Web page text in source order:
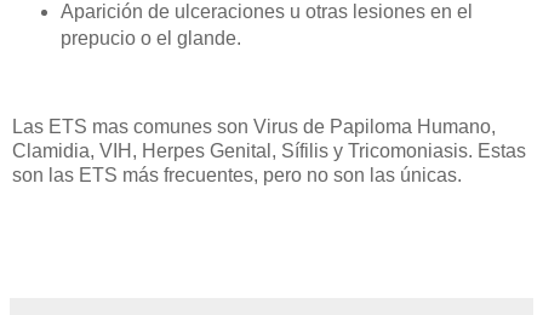
Aparición de ulceraciones u otras lesiones en el
prepucio o el glande.
Las ETS mas comunes son Virus de Papiloma Humano,
Clamidia, VIH, Herpes Genital, Sífilis y Tricomoniasis. Estas
son las ETS más frecuentes, pero no son las únicas.